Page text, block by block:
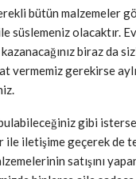
bütün malzemeler
olacaktır.
biraz da
vermemiz gerekirse
gibi
iletişime geçerek de
satışını